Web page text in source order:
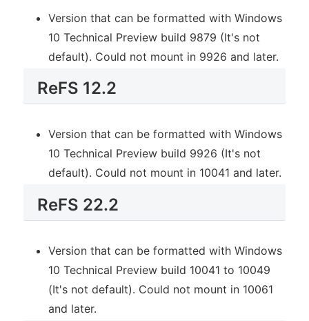
Version that can be formatted with Windows
10 Technical Preview build 9879 (It's not
default). Could not mount in 9926 and later.
ReFS 12.2
Version that can be formatted with Windows
10 Technical Preview build 9926 (It's not
default). Could not mount in 10041 and later.
ReFS 22.2
Version that can be formatted with Windows
10 Technical Preview build 10041 to 10049
(It's not default). Could not mount in 10061
and later.